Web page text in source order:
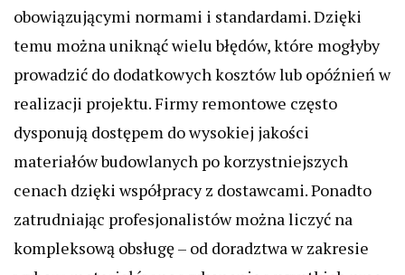
obowiązującymi normami i standardami. Dzięki
temu można uniknąć wielu błędów, które mogłyby
prowadzić do dodatkowych kosztów lub opóźnień w
realizacji projektu. Firmy remontowe często
dysponują dostępem do wysokiej jakości
materiałów budowlanych po korzystniejszych
cenach dzięki współpracy z dostawcami. Ponadto
zatrudniając profesjonalistów można liczyć na
kompleksową obsługę – od doradztwa w zakresie